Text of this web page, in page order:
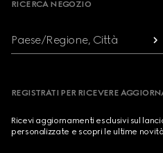
RICERCA NEGOZIO
Paese/Regione, Città
REGISTRATI PER RICEVERE
Ricevi aggiornamenti esclusivi sul
personalizzate e scopri le ultime